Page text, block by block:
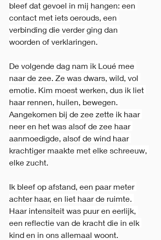
bleef dat gevoel in mij hangen: een
contact met iets oerouds, een
verbinding die verder ging dan
woorden of verklaringen.
De volgende dag nam ik Loué mee
naar de zee. Ze was dwars, wild, vol
emotie. Kim moest werken, dus ik liet
haar rennen, huilen, bewegen.
Aangekomen bij de zee zette ik haar
neer en het was alsof de zee haar
aanmoedigde, alsof de wind haar
krachtiger maakte met elke schreeuw,
elke zucht.
Ik bleef op afstand, een paar meter
achter haar, en liet haar de ruimte.
Haar intensiteit was puur en eerlijk,
een reflectie van de kracht die in elk
kind en in ons allemaal woont.